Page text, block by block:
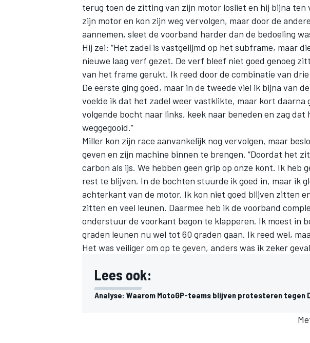
terug toen de zitting van zijn motor losliet en hij bijna ten
zijn motor en kon zijn weg vervolgen, maar door de
aannemen, sleet de voorband harder dan de bedoeling
Hij zei: “Het zadel is vastgelijmd op het subframe, maar
nieuwe laag verf gezet. De verf bleef niet goed genoeg
van het frame gerukt. Ik reed door de combinatie van drie
De eerste ging goed, maar in de tweede viel ik bijna van
voelde ik dat het zadel weer vastklikte, maar kort daarna
volgende bocht naar links, keek naar beneden en zag
weggegooid.”
Miller kon zijn race aanvankelijk nog vervolgen, maar
geven en zijn machine binnen te brengen. “Doordat het
carbon als ijs. We hebben geen grip op onze kont. Ik heb
rest te blijven. In de bochten stuurde ik goed in, maar ik
achterkant van de motor. Ik kon niet goed blijven zitten
zitten en veel leunen. Daarmee heb ik de voorband
onderstuur de voorkant begon te klapperen. Ik moest in
graden leunen nu wel tot 60 graden gaan. Ik reed wel,
Het was veiliger om op te geven, anders was ik zeker
Lees ook:
Analyse: Waarom MotoGP-teams blijven protesteren tegen